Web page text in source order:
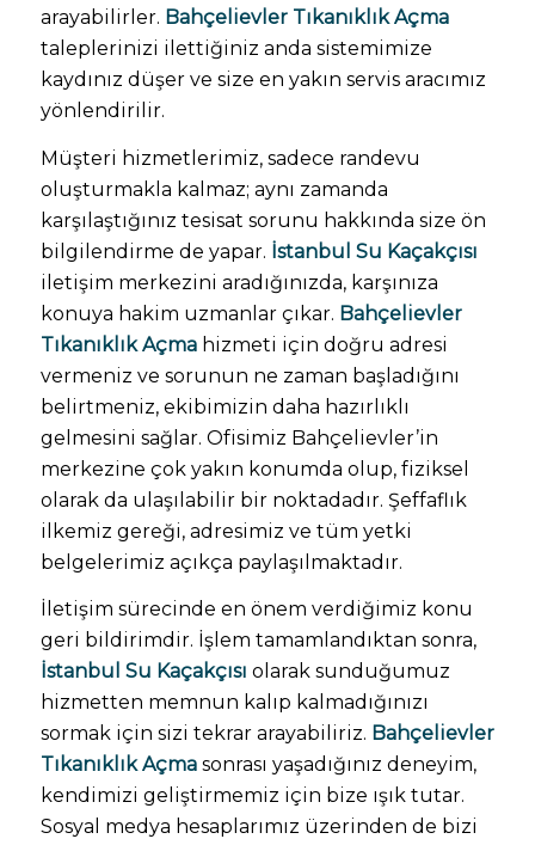
arayabilirler. Bahçelievler Tıkanıklık Açma
taleplerinizi ilettiğiniz anda sistemimize
kaydınız düşer ve size en yakın servis aracımız
yönlendirilir.
Müşteri hizmetlerimiz, sadece randevu
oluşturmakla kalmaz; aynı zamanda
karşılaştığınız tesisat sorunu hakkında size ön
bilgilendirme de yapar. İstanbul Su Kaçakçısı
iletişim merkezini aradığınızda, karşınıza
konuya hakim uzmanlar çıkar. Bahçelievler
Tıkanıklık Açmahizmeti için doğru adresi
vermeniz ve sorunun ne zaman başladığını
belirtmeniz, ekibimizin daha hazırlıklı
gelmesini sağlar. Ofisimiz Bahçelievler’in
merkezine çok yakın konumda olup, fiziksel
olarak da ulaşılabilir bir noktadadır. Şeffaflık
ilkemiz gereği, adresimiz ve tüm yetki
belgelerimiz açıkça paylaşılmaktadır.
İletişim sürecinde en önem verdiğimiz konu
geri bildirimdir. İşlem tamamlandıktan sonra,
İstanbul Su Kaçakçısı olarak sunduğumuz
hizmetten memnun kalıp kalmadığınızı
sormak için sizi tekrar arayabiliriz. Bahçelievler
Tıkanıklık Açmasonrası yaşadığınız deneyim,
kendimizi geliştirmemiz için bize ışık tutar.
Sosyal medya hesaplarımız üzerinden de bizi